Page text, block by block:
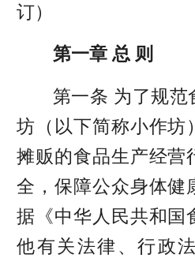
订）
第一章 总 则
第一条 为了规
坊（以下简称小作坊
摊贩的食品生产经营
全，保障公众身体健
据《中华人民共和国
他有关法律、行政